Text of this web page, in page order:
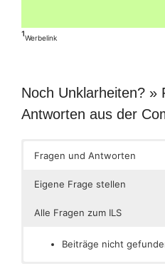
¹Werbelink
Noch Unklarheiten? »
Antworten aus der
Fragen und Antworten
Eigene Frage stellen
Alle Fragen zum ILS
Beiträge nicht